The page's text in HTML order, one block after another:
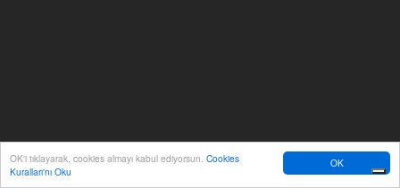
OK
OK'i tıklayarak, cookies almayı kabul ediyorsun. Cookies
Kuralları'nı Oku